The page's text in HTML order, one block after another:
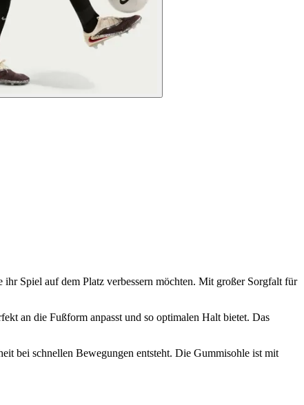
Spiel auf dem Platz verbessern möchten. Mit großer Sorgfalt für
an die Fußform anpasst und so optimalen Halt bietet. Das
bei schnellen Bewegungen entsteht. Die Gummisohle ist mit